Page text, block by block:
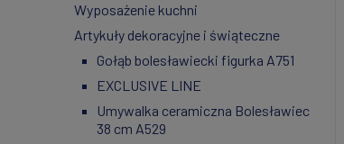
Wyposażenie kuchni
Artykuły dekoracyjne i świąteczne
Gołąb bolesławiecki figurka A751
EXCLUSIVE LINE
Umywalka ceramiczna Bolesławiec
38 cm A529